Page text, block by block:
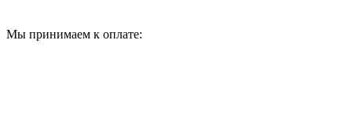
Мы принимаем к оплате: